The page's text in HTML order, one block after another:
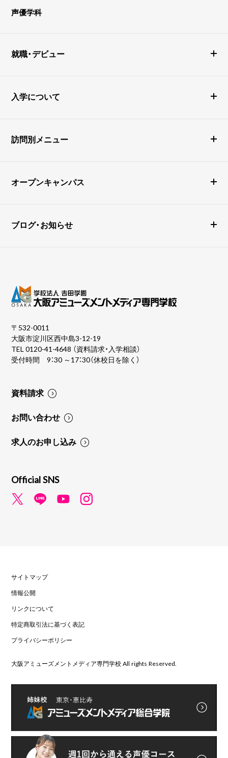
声優学科
就職・デビュー
入学について
訪問別メニュー
オープンキャンパス
ブログ・お知らせ
〒532-0011
大阪市淀川区西中島3-12-19
TEL0120-41-4648 （資料請求・入学相談）
受付時間 9：30 ～17：30（休校日を除く）
資料請求
お問い合わせ
求人のお申し込み
Official SNS
サイトマップ
情報公開
リンクについて
特定商取引法に基づく表記
プライバシーポリシー
大阪アミューズメントメディア専門学校 All rights Reserved.